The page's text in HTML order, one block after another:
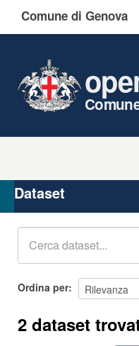
Comune di Genova
Organizzazioni
Gruppi
Dataset
Ordina per
2 dataset